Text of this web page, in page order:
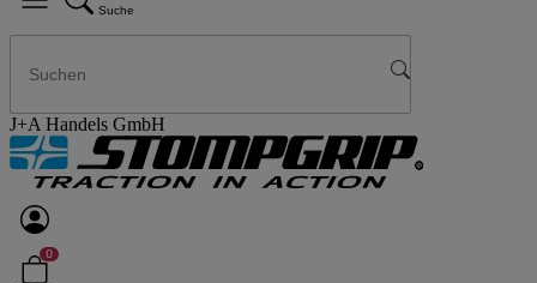
Suche
J+A Handels GmbH
0